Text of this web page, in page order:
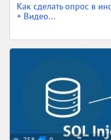
Как сделать опрос в
+ Видео...